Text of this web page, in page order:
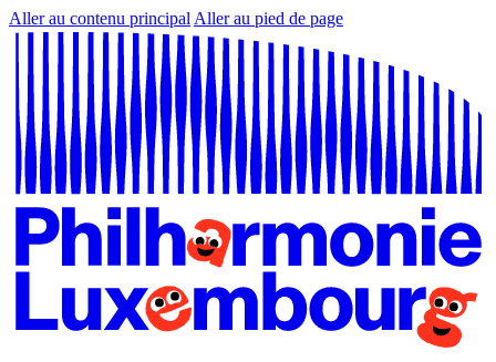
Aller au contenu principal Aller au pied de page